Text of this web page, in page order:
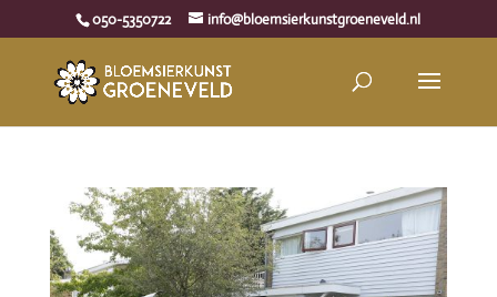
050-5350722 info@bloemsierkunstgroeneveld.nl